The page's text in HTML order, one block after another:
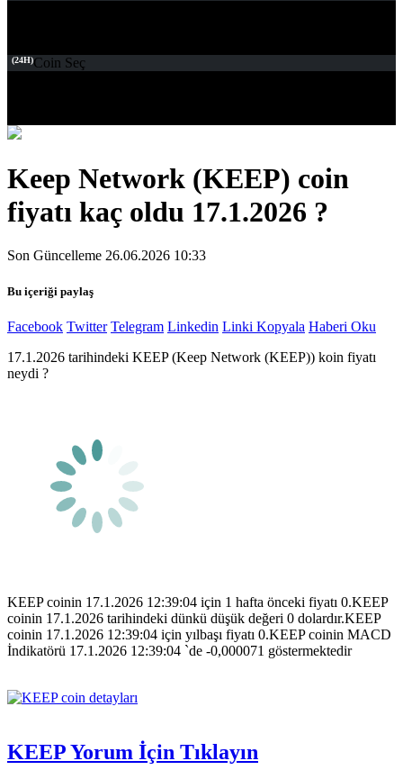
(24H)Coin Seç
Keep Network (KEEP) coin
fiyatı kaç oldu 17.1.2026 ?
Son Güncelleme 26.06.2026 10:33
Bu içeriği paylaş
Facebook Twitter Telegram Linkedin Linki Kopyala Haberi Oku
17.1.2026 tarihindeki KEEP (Keep Network (KEEP)) koin fiyatı
neydi ?
KEEP coinin 17.1.2026 12:39:04 için 1 hafta önceki fiyatı 0.KEEP
coinin 17.1.2026 tarihindeki dünkü düşük değeri 0 dolardır.KEEP
coinin 17.1.2026 12:39:04 için yılbaşı fiyatı 0.KEEP coinin MACD
İndikatörü 17.1.2026 12:39:04 `de -0,000071 göstermektedir
KEEP Yorum İçin Tıklayın